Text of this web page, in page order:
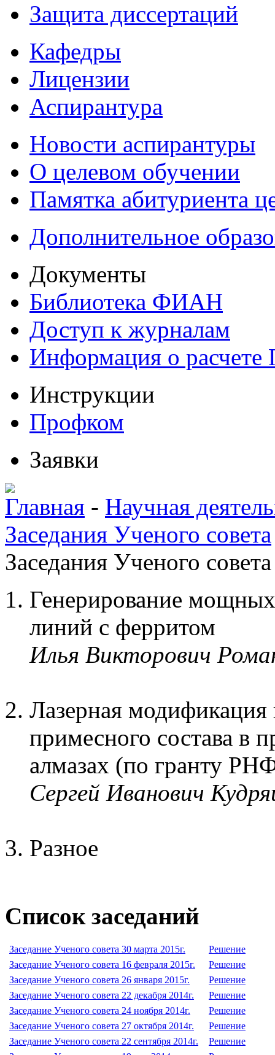
Защита диссертаций
Кафедры
Лицензии
Аспирантура
Новости аспирантуры
О целевом обучении
Памятка абитуриента
Дополнительное
Документы
Библиотека ФИАН
Доступ к журналам
Информация о
Инструкции
Профком
Заявки
Главная - Научная
Заседания Ученого совета
Заседания Ученого
Генерирование
линий с ферритом
Илья Викторович
Лазерная
примесного состава в
алмазах (по гранту
Сергей Иванович
Разное
Список заседаний
Заседание Ученого совета 30 марта 2015г.
Решение
Заседание Ученого совета 16 февраля 2015г.
Решение
Заседание Ученого совета 26 января 2015г.
Решение
Заседание Ученого совета 22 декабря 2014г.
Решение
Заседание Ученого совета 24 ноября 2014г.
Решение
Заседание Ученого совета 27 октября 2014г.
Решение
Заседание Ученого совета 22 сентября 2014г.
Решение